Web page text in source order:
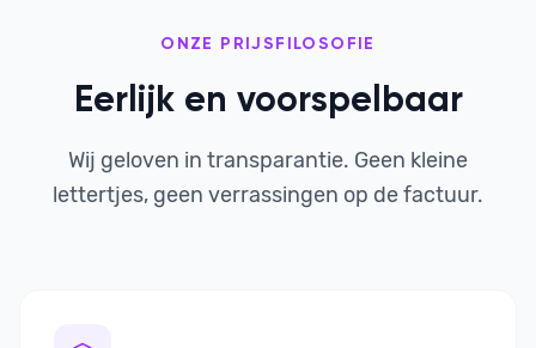
ONZE PRIJSFILOSOFIE
Eerlijk en voorspelbaar
Wij geloven in transparantie. Geen kleine
lettertjes, geen verrassingen op de factuur.